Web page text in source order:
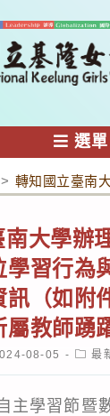
選單
> 轉知國立臺南
南大學辦
學習行為
訊（如附
屬教師踴
08-05
Post
最
主學習節暨